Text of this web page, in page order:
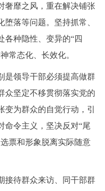
奢靡之风，重在解决铺张
落等问题。坚持抓常、
各种隐性、变异的“四
常态化、长效化。
领导干部必须提高做群
众坚定不移贯彻落实党的
为群众的自觉行动，引
命令主义，坚决反对“尾
票和形象脱离实际随意
待群众来访、同干部群